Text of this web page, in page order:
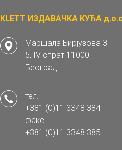
KLETT ИЗДАВАЧКА КУЋА
Маршала Бирјузова 3-
5, IV спрат 11000
Београд
тел.
+381 (0)11 3348 384
факс
+381 (0)11 3348 385